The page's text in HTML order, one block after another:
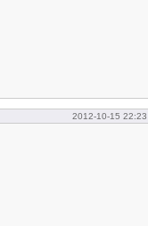
2012-10-15 22:23